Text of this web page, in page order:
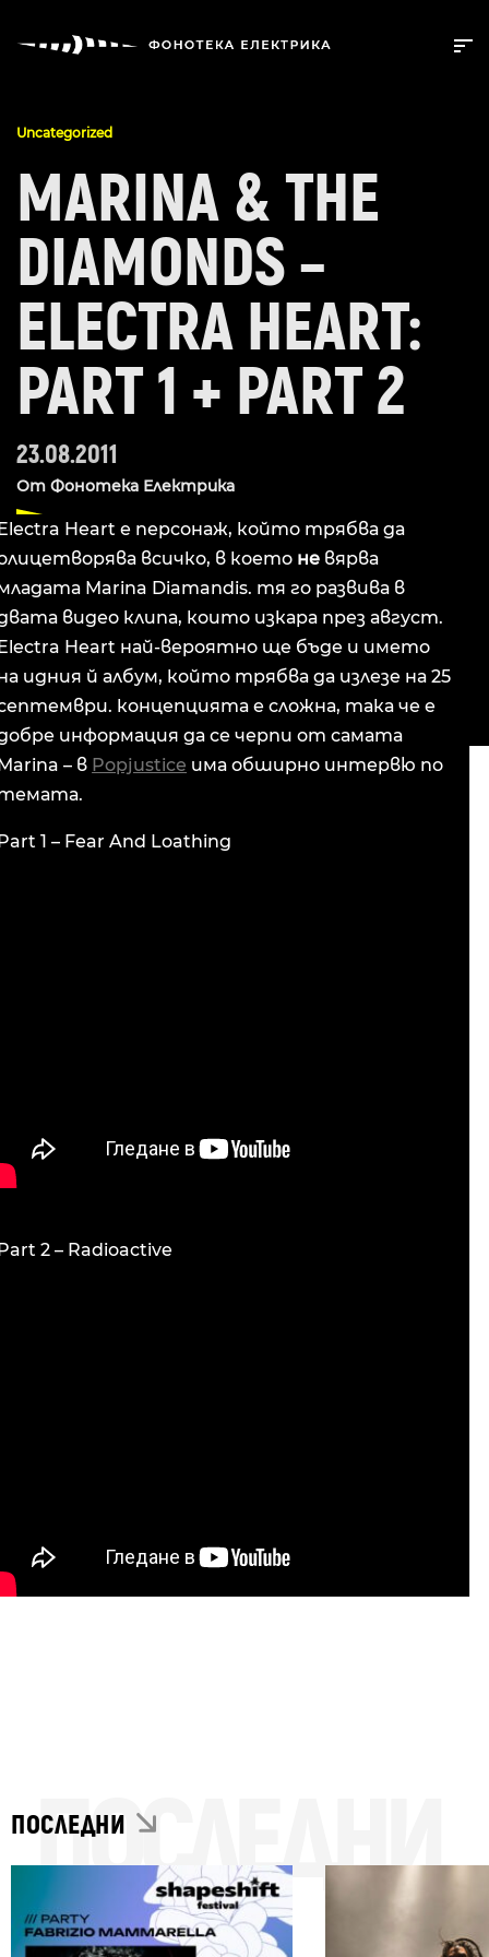
Uncategorized
MARINA & THE
DIAMONDS –
ELECTRA HEART:
PART 1 + PART 2
23.08.2011
От Фонотека Електрика
Heart е персонаж, който трябва да
всичко, в което не вярва
Marina Diamandis. тя го развива в
видео клипа, които изкара през август.
Heart най-вероятно ще бъде и името
идния й албум, който трябва да излезе на 25
концепцията е сложна, така че е
информация да се черпи от самата
– в Popjustice има обширно интервю по
1 – Fear And Loathing
2 – Radioactive
ПОСЛЕДНИ
ПОСЛЕДНИ